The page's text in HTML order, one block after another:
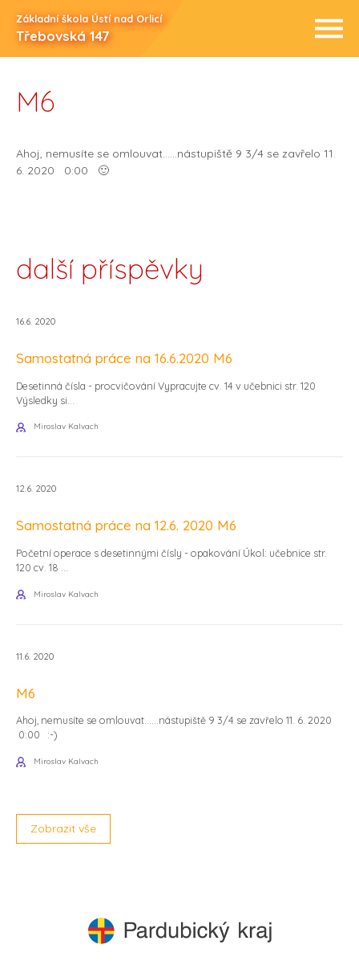
Základní škola Ústí nad Orlicí
Třebovská 147
M6
Ahoj, nemusíte se omlouvat……nástupiště 9 3/4 se zavřelo 11.
6. 2020 0:00 🙂
další příspěvky
16.6. 2020
Samostatná práce na 16.6.2020 M6
Desetinná čísla - procvičování Vypracujte cv. 14 v učebnici str. 120
Výsledky si...
Miroslav Kalvach
12.6. 2020
Samostatná práce na 12.6. 2020 M6
Početní operace s desetinnými čísly - opakování Úkol: učebnice str.
120 cv. 18 ...
Miroslav Kalvach
11.6. 2020
M6
Ahoj, nemusíte se omlouvat......nástupiště 9 3/4 se zavřelo 11. 6. 2020
0:00 :-)
Miroslav Kalvach
Zobrazit vše